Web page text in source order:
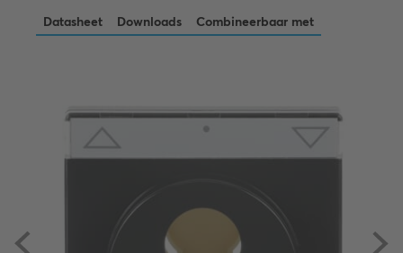
Datasheet Downloads Combineerbaar met